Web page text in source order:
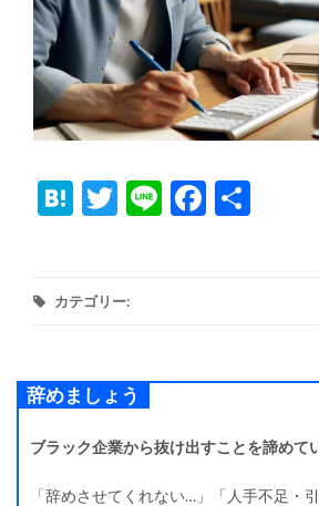
Hatena
Twitter
Line
カテゴリー:
辞めましょう
ブラック企業から抜け出すことを諦めて
「辞めさせてくれない…」「人手不足・